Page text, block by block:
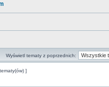
Wyświetl tematy z poprzednich:
]